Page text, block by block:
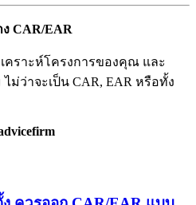
CAR/EAR
เคราะห์โครงการของคุณ และ
ม่ว่าจะเป็น CAR, EAR หรือทั้ง